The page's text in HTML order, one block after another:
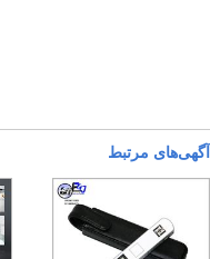
آگهی‌های مرتبط